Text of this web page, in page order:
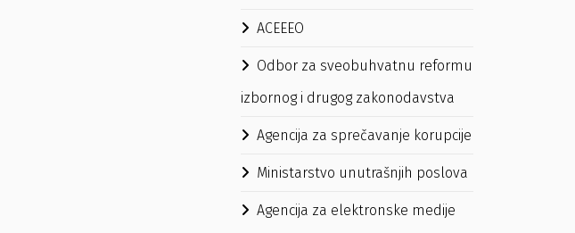
ACEEEO
Odbor za sveobuhvatnu reformu
izbornog i drugog zakonodavstva
Agencija za sprečavanje korupcije
Ministarstvo unutrašnjih poslova
Agencija za elektronske medije